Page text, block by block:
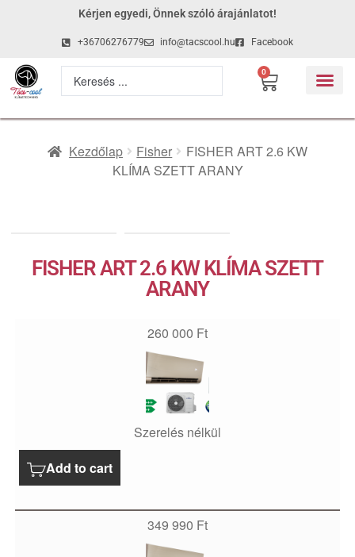
Kérjen egyedi, Önnek szóló árajánlatot!
+36706276779 info@tacscool.hu Facebook
0
Kezdőlap Fisher
FISHER ART 2.6 KW
KLÍMA SZETT ARANY
FISHER ART 2.6 KW KLÍMA SZETT
ARANY
260 000 Ft
Szerelés nélkül
Add to cart
349 990 Ft